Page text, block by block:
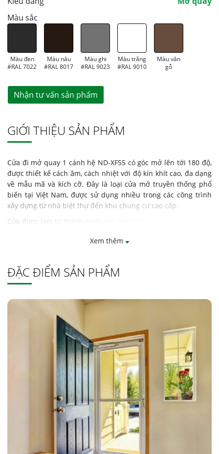
Màu sắc
Màu đen
#RAL 7022
Màu nâu
#RAL 8017
Màu ghi
#RAL 9023
Màu trắng
#RAL 9010
Màu vân
gỗ
Nhận tư vấn sản phẩm
GIỚI THIỆU SẢN PHẨM
Cửa đi mở quay 1 cánh hệ ND-XF55 có góc mở lên tới 180 độ,
được thiết kế cách âm, cách nhiệt với độ kín khít cao, đa dạng
về mẫu mã và kích cỡ. Đây là loại cửa mở truyền thống phổ
biến tại Việt Nam, được sử dụng nhiều trong các công trình
xây dựng từ nhà biệt thự đến khu chung cư cao cấp.
Cửa được làm từ thanh profile nhôm 6063-T5 sơn tĩnh điện, có
5mm, 6mm, 6.38mm, 8mm, 8,38mm, 10mm, 10.38mm, 12mm,
12.38mm.
Xem thêm
ĐẶC ĐIỂM SẢN PHẨM